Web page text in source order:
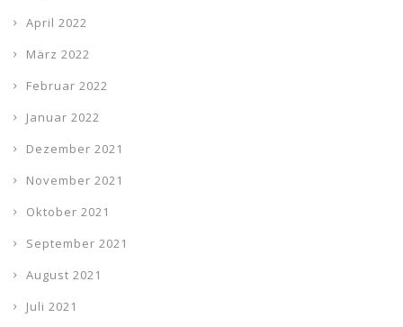
April 2022
März 2022
Februar 2022
Januar 2022
Dezember 2021
November 2021
Oktober 2021
September 2021
August 2021
Juli 2021